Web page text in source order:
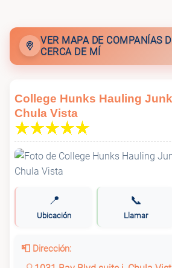
VER MAPA DE COMPANÍAS
CERCA DE MÍ
College Hunks Hauling
Chula Vista
📍
Ubicación
📞
Llamar
📮 Dirección: